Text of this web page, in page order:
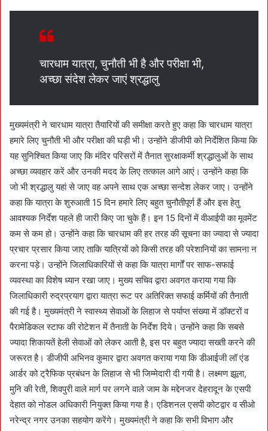
चारधाम यात्रा, चुनौती भी है और परीक्षा भी,
अच्छा संदेश लेकर जाएं श्रद्धालु
मुख्यमंत्री ने चारधाम यात्रा तैयारियों की समीक्षा करते हुए कहा कि चारधाम यात्रा
हमारे लिए चुनौती भी और परीक्षा की घड़ी भी। उन्होंने डीजीपी को निर्देशित किया कि
यह सुनिश्चित किया जाए कि मंदिर परिसरों में तैनात सुरक्षाकर्मी श्रद्धालुओं के साथ
अच्छा व्यवहार करें और उनकी मदद के लिए तत्काल आगे आएं। उन्होंने कहा कि
जो भी श्रद्धालु यहां से जाए वह अपने साथ एक अच्छा सन्देश लेकर जाए। उन्होंने
कहा कि यात्रा के शुरुआती 15 दिन हमारे लिए बहुत चुनौतीपूर्ण हैं और इस हेतु
आवश्यक निर्देश पहले ही जारी किए जा चुके हैं। इन 15 दिनों में वीआईपी का मूवमेंट
कम से कम हो। उन्होंने कहा कि चारधाम की हर तरह की सूचना का ज्यादा से ज्यादा
प्रचार प्रसार किया जाए ताकि यात्रियों को किसी तरह की परेशानियों का सामना न
करना पड़े। उन्होंने जिलाधिकारियों से कहा कि यात्रा मार्गों पर साफ-सफाई
व्यवस्था का विशेष ध्यान रखा जाए। मुख्य सचिव द्वारा अवगत कराया गया कि
जिलाधिकारी रुद्रप्रयाग द्वारा यात्रा रूट पर अतिरिक्त सफाई कर्मियों की तैनाती
की गई है। मुख्यमंत्री ने स्वास्थ्य सेवाओं के लिहाज से पर्याप्त संख्या में डॉक्टरों व
पैरामेडिकल स्टाफ की रोटेशन में तैनाती के निर्देश दिये। उन्होंने कहा कि सबसे
ज्यादा शिकायतें हेली सेवाओं को लेकर आती है, इस पर बहुत ज्यादा सख्ती करने की
जरूरत है। डीजीपी अभिनव कुमार द्वारा अवगत कराया गया कि डीआईजी लॉ एंड
आर्डर को ट्रैफिक प्रबंधन के लिहाज से भी जिम्मेदारी दी गयी है। लक्ष्मण झूला,
मुनि की रेती, शिवपुरी वाले मार्ग पर लगने वाले जाम के मद्देनजर देहरादून के एसपी
देहात को नोडल अधिकारी नियुक्त किया गया है। एडिशनल एसपी कोटद्वार व सीओ
नरेन्द्र नगर उनका सहयोग करेंगे। मुख्यमंत्री ने कहा कि सभी विभाग और